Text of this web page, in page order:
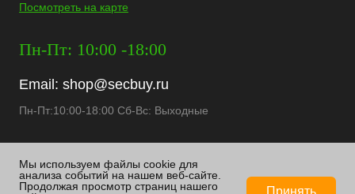
Посмотреть на карте
Пн-Пт: 10:00 -18:00
Email: shop@secbuy.ru
Пн-Пт:10:00-18:00 Сб-Вс: Выходные
Мы используем файлы cookie для
анализа событий на нашем веб-сайте.
Продолжая просмотр страниц нашего
Принять